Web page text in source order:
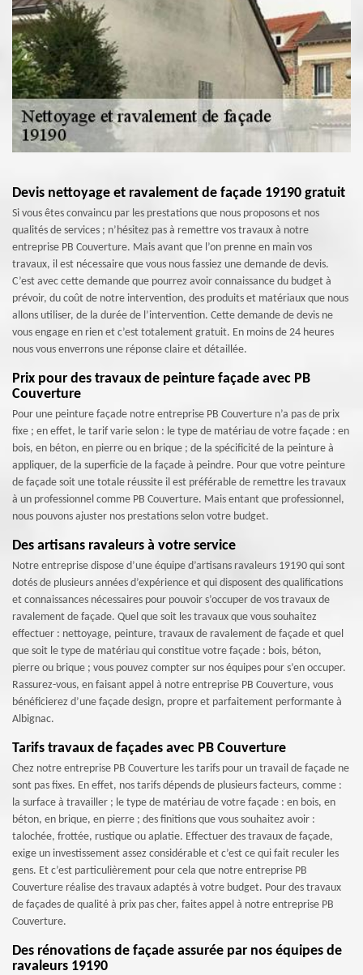
Devis nettoyage et ravalement de façade 19190 gratuit
Si vous êtes convaincu par les prestations que nous proposons et nos
qualités de services ; n’hésitez pas à remettre vos travaux à notre
entreprise PB Couverture. Mais avant que l’on prenne en main vos
travaux, il est nécessaire que vous nous fassiez une demande de devis.
C’est avec cette demande que pourrez avoir connaissance du budget à
prévoir, du coût de notre intervention, des produits et matériaux que nous
allons utiliser, de la durée de l’intervention. Cette demande de devis ne
vous engage en rien et c’est totalement gratuit. En moins de 24 heures
nous vous enverrons une réponse claire et détaillée.
Prix pour des travaux de peinture façade avec PB
Couverture
Pour une peinture façade notre entreprise PB Couverture n’a pas de prix
fixe ; en effet, le tarif varie selon : le type de matériau de votre façade : en
bois, en béton, en pierre ou en brique ; de la spécificité de la peinture à
appliquer, de la superficie de la façade à peindre. Pour que votre peinture
de façade soit une totale réussite il est préférable de remettre les travaux
à un professionnel comme PB Couverture. Mais entant que professionnel,
nous pouvons ajuster nos prestations selon votre budget.
Des artisans ravaleurs à votre service
Notre entreprise dispose d’une équipe d’artisans ravaleurs 19190 qui sont
dotés de plusieurs années d’expérience et qui disposent des qualifications
et connaissances nécessaires pour pouvoir s’occuper de vos travaux de
ravalement de façade. Quel que soit les travaux que vous souhaitez
effectuer : nettoyage, peinture, travaux de ravalement de façade et quel
que soit le type de matériau qui constitue votre façade : bois, béton,
pierre ou brique ; vous pouvez compter sur nos équipes pour s’en occuper.
Rassurez-vous, en faisant appel à notre entreprise PB Couverture, vous
bénéficierez d’une façade design, propre et parfaitement performante à
Albignac.
Tarifs travaux de façades avec PB Couverture
Chez notre entreprise PB Couverture les tarifs pour un travail de façade ne
sont pas fixes. En effet, nos tarifs dépends de plusieurs facteurs, comme :
la surface à travailler ; le type de matériau de votre façade : en bois, en
béton, en brique, en pierre ; des finitions que vous souhaitez avoir :
talochée, frottée, rustique ou aplatie. Effectuer des travaux de façade,
exige un investissement assez considérable et c’est ce qui fait reculer les
gens. Et c’est particulièrement pour cela que notre entreprise PB
Couverture réalise des travaux adaptés à votre budget. Pour des travaux
de façades de qualité à prix pas cher, faites appel à notre entreprise PB
Couverture.
Des rénovations de façade assurée par nos équipes de
ravaleurs 19190